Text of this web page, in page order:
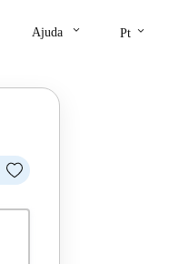
Ajuda keyboard_arrow_down Pt keyboard_arrow_down